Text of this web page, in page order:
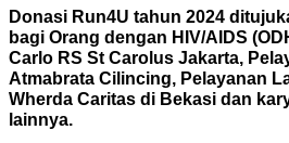
Donasi Run4U tahun 2024
bagi Orang dengan HIV/AIDS
Carlo RS St Carolus Jakarta,
Atmabrata Cilincing, Pelayanan
Wherda Caritas di Bekasi dan
lainnya.